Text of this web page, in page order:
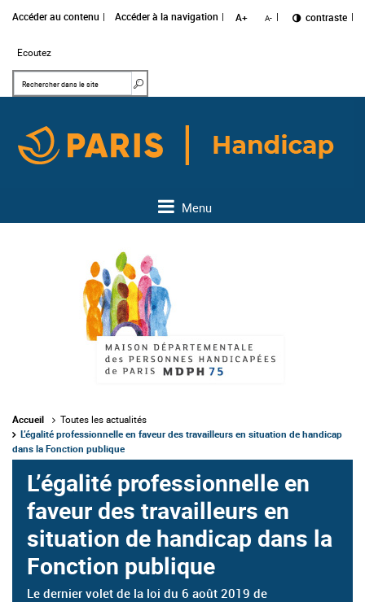
Accéder au contenu Accéder à la navigation A+ A- Changer le
contraste
Ecoutez
Mots clés
Menu
Accueil
Toutes les actualités
L’égalité professionnelle en faveur des travailleurs en situation de handicap
dans la Fonction publique
L’égalité professionnelle en
faveur des travailleurs en
situation de handicap dans la
Fonction publique
Le dernier volet de la loi du 6 août 2019 de